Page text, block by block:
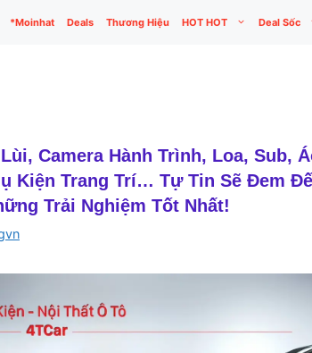
*Moinhat Deals Thương Hiệu HOT HOT Deal Sốc
Camera Hành Trình, Loa, Sub,
Kiện Trang Trí… Tự Tin Sẽ Đem
Trải Nghiệm Tốt Nhất!